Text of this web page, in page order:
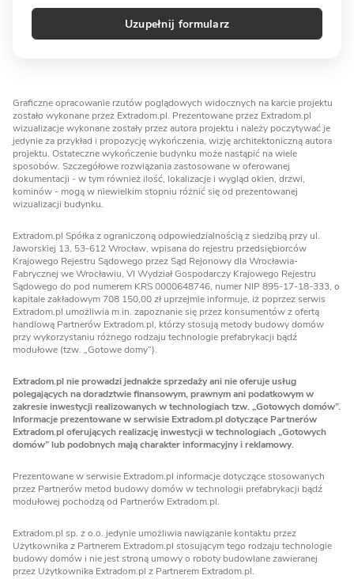
Uzupełnij formularz
Graficzne opracowanie rzutów poglądowych widocznych na karcie projektu
zostało wykonane przez Extradom.pl. Prezentowane przez Extradom.pl
wizualizacje wykonane zostały przez autora projektu i należy poczytywać je
jedynie za przykład i propozycję wykończenia, wizję architektoniczną autora
projektu. Ostateczne wykończenie budynku może nastąpić na wiele
sposobów. Szczegółowe rozwiązania zastosowane w oferowanej
dokumentacji - w tym również ilość, lokalizacje i wygląd okien, drzwi,
kominów - mogą w niewielkim stopniu różnić się od prezentowanej
wizualizacji budynku.
Extradom.pl Spółka z ograniczoną odpowiedzialnością z siedzibą przy ul.
Jaworskiej 13, 53-612 Wrocław, wpisana do rejestru przedsiębiorców
Krajowego Rejestru Sądowego przez Sąd Rejonowy dla Wrocławia-
Fabrycznej we Wrocławiu, VI Wydział Gospodarczy Krajowego Rejestru
Sądowego do pod numerem KRS 0000648746, numer NIP 895-17-18-333, o
kapitale zakładowym 708 150,00 zł uprzejmie informuje, iż poprzez serwis
Extradom.pl umożliwia m.in. zapoznanie się przez konsumentów z ofertą
handlową Partnerów Extradom.pl, którzy stosują metody budowy domów
przy wykorzystaniu różnego rodzaju technologie prefabrykacji bądź
modułowe (tzw. „Gotowe domy”).
Extradom.pl nie prowadzi jednakże sprzedaży ani nie oferuje usług
polegających na doradztwie finansowym, prawnym ani podatkowym w
zakresie inwestycji realizowanych w technologiach tzw. „Gotowych domów”.
Informacje prezentowane w serwisie Extradom.pl dotyczące Partnerów
Extradom.pl oferujących realizację inwestycji w technologiach „Gotowych
domów” lub podobnych mają charakter informacyjny i reklamowy.
Prezentowane w serwisie Extradom.pl informacje dotyczące stosowanych
przez Partnerów metod budowy domów w technologii prefabrykacji bądź
modułowej pochodzą od Partnerów Extradom.pl.
Extradom.pl sp. z o.o. jedynie umożliwia nawiązanie kontaktu przez
Użytkownika z Partnerem Extradom.pl stosującym tego rodzaju technologie
budowy domów i nie jest stroną umowy o roboty budowlane zawieranej
przez Użytkownika Extradom.pl z Partnerem Extradom.pl.